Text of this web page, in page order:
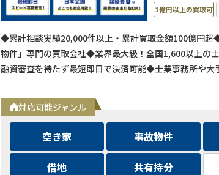
◆累計相談実績20,000件以上・累計買取金額100億円
物件」専門の買取会社◆業界最大級！全国1,600以上の
融資審査を待たず最短即日で決済可能◆士業事務所や大
対応可能ジャンル
空き家 事故物件
借地 共有持分
1億円以上の買取可